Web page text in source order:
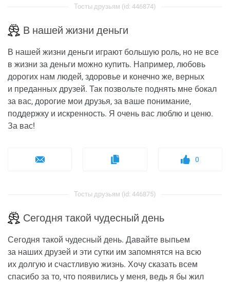
Тосты друзьям (id: 446874)
В нашей жизни деньги
В нашей жизни деньги играют большую роль, но не все
в жизни за деньги можно купить. Например, любовь
дорогих нам людей, здоровье и конечно же, верных
и преданных друзей. Так позвольте поднять мне бокал
за вас, дорогие мои друзья, за ваше понимание,
поддержку и искренность. Я очень вас люблю и ценю.
За вас!
0
Тосты друзьям (id: 446875)
Сегодня такой чудесный день
Сегодня такой чудесный день. Давайте выпьем
за наших друзей и эти сутки им запомнятся на всю
их долгую и счастливую жизнь. Хочу сказать всем
спасибо за то, что появились у меня, ведь я бы жил